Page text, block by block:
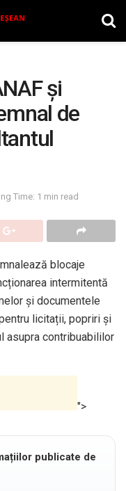
și
de
Time: 1 min read
blocaje
intermitentă
și documentele
licitații, popriri și
asupra contribuabililor
">
publicate de